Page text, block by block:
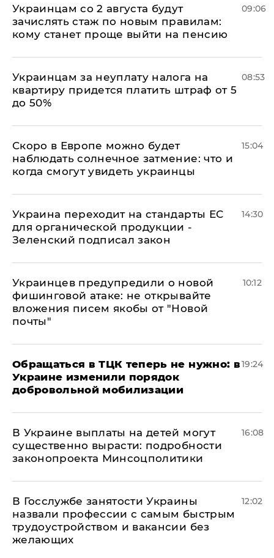
Украинцам со 2 августа будут
зачислять стаж по новым правилам:
кому станет проще выйти на пенсию
09:06
Украинцам за неуплату налога на
квартиру придется платить штраф от 5
до 50%
08:53
Скоро в Европе можно будет
наблюдать солнечное затмение: что и
когда смогут увидеть украинцы
15:04
Украина переходит на стандарты ЕС
для органической продукции -
Зеленский подписал закон
14:30
Украинцев предупредили о новой
фишинговой атаке: не открывайте
вложения писем якобы от "Новой
почты"
10:12
Обращаться в ТЦК теперь не нужно: в
Украине изменили порядок
добровольной мобилизации
19:24
В Украине выплаты на детей могут
существенно вырасти: подробности
законопроекта Минсоцполитики
16:08
В Госслужбе занятости Украины
назвали профессии с самым быстрым
трудоустройством и вакансии без
желающих
12:02